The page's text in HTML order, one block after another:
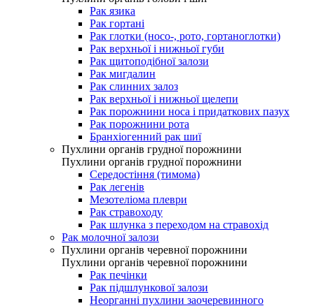
Рак язика
Рак гортані
Рак глотки (носо-, рото, гортаноглотки)
Рак верхньої і нижньої губи
Рак щитоподібної залози
Рак мигдалин
Рак слинних залоз
Рак верхньої і нижньої щелепи
Рак порожнини носа і придаткових пазух
Рак порожнини рота
Бранхіогенний рак шиї
Пухлини органів грудної порожнини
Пухлини органів грудної порожнини
Середостіння (тимома)
Рак легенів
Мезотеліома плеври
Рак стравоходу
Рак шлунка з переходом на стравохід
Рак молочної залози
Пухлини органів черевної порожнини
Пухлини органів черевної порожнини
Рак печінки
Рак підшлункової залози
Неорганні пухлини заочеревинного